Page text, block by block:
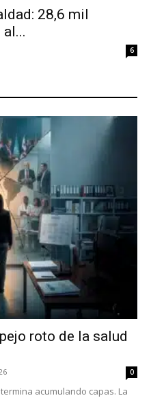
de las
boletín diario y
del vapeo y la
28,6 mil
6
roto de la salud
0
acumulando capas. La